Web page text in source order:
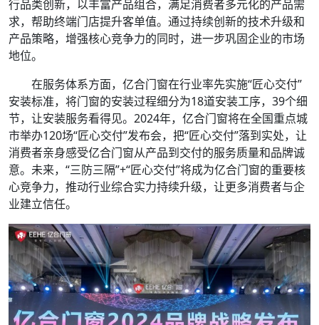
行品类创新，以丰富产品组合，满足消费者多元化的产品需
求，帮助终端门店提升客单值。通过持续创新的技术升级和
产品策略，增强核心竞争力的同时，进一步巩固企业的市场
地位。
在服务体系方面，亿合门窗在行业率先实施“匠心交付”
安装标准，将门窗的安装过程细分为18道安装工序，39个细
节，让安装服务看得见。2024年，亿合门窗将在全国重点城
市举办120场“匠心交付”发布会，把“匠心交付”落到实处，让
消费者亲身感受亿合门窗从产品到交付的服务质量和品牌诚
意。未来，“三防三隔”+“匠心交付”将成为亿合门窗的重要核
心竞争力，推动行业综合实力持续升级，让更多消费者与企
业建立信任。